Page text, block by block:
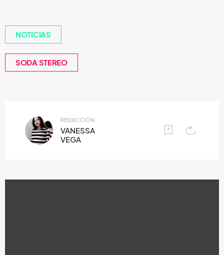
NOTICIAS
SODA STEREO
REDACCIÓN:
VANESSA
VEGA